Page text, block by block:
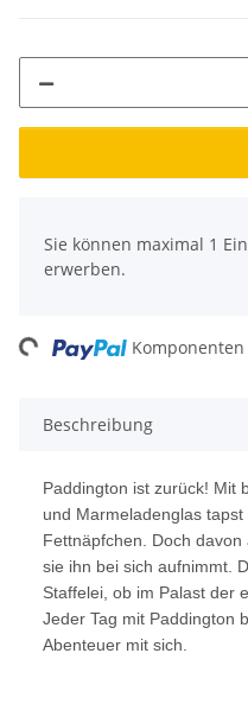
Sie können maximal 1
erwerben.
Beschreibung
Paddington ist zurück! Mit
und Marmeladenglas
Fettnäpfchen. Doch
sie ihn bei sich aufnimmt.
Staffelei, ob im Palast der
Jeder Tag mit Paddington
Abenteuer mit sich.